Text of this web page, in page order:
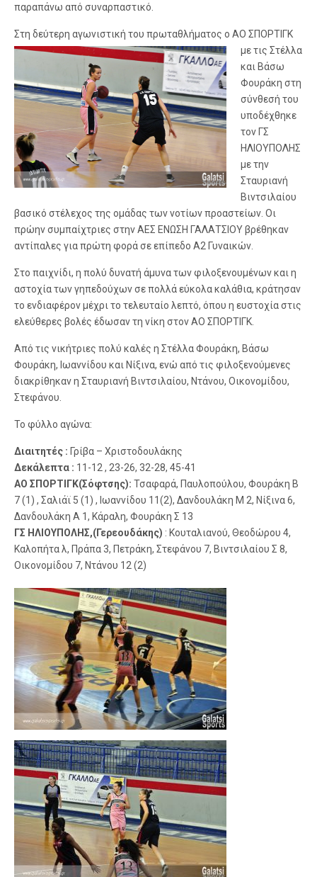
παραπάνω από συναρπαστικό.
Στη δεύτερη αγωνιστική του πρωταθλήματος ο ΑΟ ΣΠΟΡΤΙΓΚ
με τις Στέλλα
και Βάσω
Φουράκη στη
σύνθεσή του
υποδέχθηκε
τον ΓΣ
ΗΛΙΟΥΠΟΛΗΣ
με την
Σταυριανή
Βιντσιλαίου
βασικό στέλεχος της ομάδας των νοτίων προαστείων. Οι
πρώην συμπαίχτριες στην ΑΕΣ ΕΝΩΣΗ ΓΑΛΑΤΣΙΟΥ βρέθηκαν
αντίπαλες για πρώτη φορά σε επίπεδο Α2 Γυναικών.
Στο παιχνίδι, η πολύ δυνατή άμυνα των φιλοξενουμένων και η
αστοχία των γηπεδούχων σε πολλά εύκολα καλάθια, κράτησαν
το ενδιαφέρον μέχρι το τελευταίο λεπτό, όπου η ευστοχία στις
ελεύθερες βολές έδωσαν τη νίκη στον ΑΟ ΣΠΟΡΤΙΓΚ.
Από τις νικήτριες πολύ καλές η Στέλλα Φουράκη, Βάσω
Φουράκη, Ιωαννίδου και Νίξινα, ενώ από τις φιλοξενούμενες
διακρίθηκαν η Σταυριανή Βιντσιλαίου, Ντάνου, Οικονομίδου,
Στεφάνου.
Το φύλλο αγώνα:
Διαιτητές : Γρίβα – Χριστοδουλάκης
Δεκάλεπτα : 11-12 , 23-26, 32-28, 45-41
ΑΟ ΣΠΟΡΤΙΓΚ(Σόφτσης): Τσαφαρά, Παυλοπούλου, Φουράκη Β
7 (1) , Σαλιάϊ 5 (1) , Ιωαννίδου 11(2), Δανδουλάκη Μ 2, Νίξινα 6,
Δανδουλάκη Α 1, Κάραλη, Φουράκη Σ 13
ΓΣ ΗΛΙΟΥΠΟΛΗΣ,(Γερεουδάκης) : Κουταλιανού, Θεοδώρου 4,
Καλοπήτα λ, Πράπα 3, Πετράκη, Στεφάνου 7, Βιντσιλαίου Σ 8,
Οικονομίδου 7, Ντάνου 12 (2)